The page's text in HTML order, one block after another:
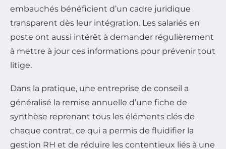
embauchés bénéficient d’un cadre juridique
transparent dès leur intégration. Les salariés en
poste ont aussi intérêt à demander régulièrement
à mettre à jour ces informations pour prévenir tout
litige.
Dans la pratique, une entreprise de conseil a
généralisé la remise annuelle d’une fiche de
synthèse reprenant tous les éléments clés de
chaque contrat, ce qui a permis de fluidifier la
gestion RH et de réduire les contentieux liés à une